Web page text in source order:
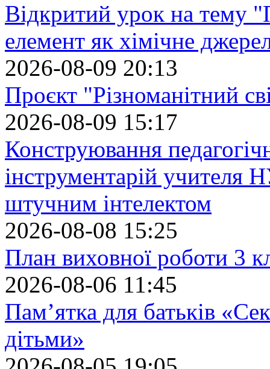
Відкритий урок на тему
елемент як хімічне
2026-08-09 20:13
Проєкт "Різноманітний
2026-08-09 15:17
Конструювання
інструментарій учителя
штучним інтелектом
2026-08-08 15:25
План виховної роботи 3
2026-08-06 11:45
Пам’ятка для батьків
дітьми»